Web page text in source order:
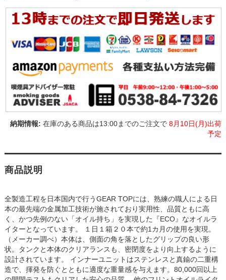
在庫のある商品は13:00までのご注文で8月10日(月)出荷
予定
商品説明
全製造工程を日本国内で行うGEAR TOPには、熟練の職人による日
本の最先端の金属加工技術が施されており実用性、品質ともに高
く、かつ先例のない「オイル持ち」を実現した『ECO』なオイルラ
イターとなっています。 １日１箱２０本で約1カ月の使用を実現。
（メーカー調べ）本体は、側面の角を落としたグリップの良い形
状。タンクと本体のクリアランスも、密閉度をより向上するように
設計されています。 インナーユニットはステンレスと真鍮の二重構
造で、揮発を防ぐとともに適度な重量感を与えます。80,000回以上